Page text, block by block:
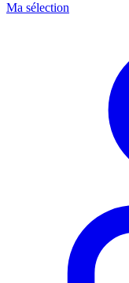
Ma sélection